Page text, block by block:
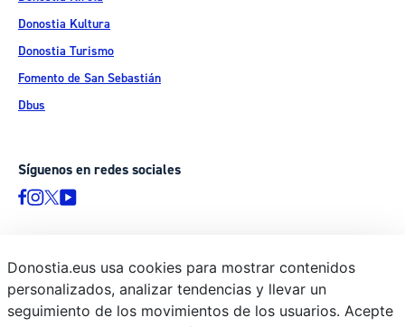
Donostia Kultura
Donostia Turismo
Fomento de San Sebastián
Dbus
Síguenos en redes sociales
© Donostiako Udala - Ayuntamiento de Donostia / San Sebastián
Ijentea 1, 20003 Donostia / San Sebastián
Donostia.eus usa cookies para mostrar contenidos
personalizados, analizar tendencias y llevar un
seguimiento de los movimientos de los usuarios. Acepte